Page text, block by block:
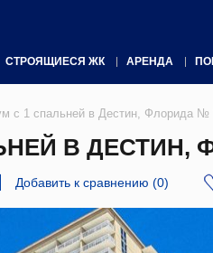
СТРОЯЩИЕСЯ ЖК АРЕНДА
с 1 спальней в Дестин, Флорида №
В ДЕСТИН,
Добавить к сравнению (0)